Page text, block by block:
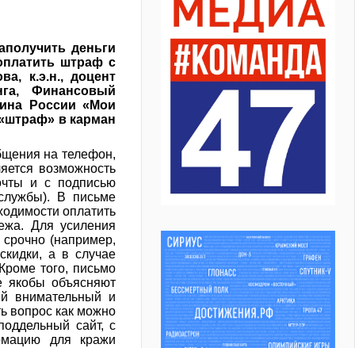
деньги
штраф с
к.э.н., доцент
Финансовый
России «Мои
в карман
на телефон,
возможность
и с подписью
В письме
оплатить
Для усиления
(например,
а в случае
того, письмо
якобы объясняют
внимательный и
вопрос как можно
сайт, с
для кражи